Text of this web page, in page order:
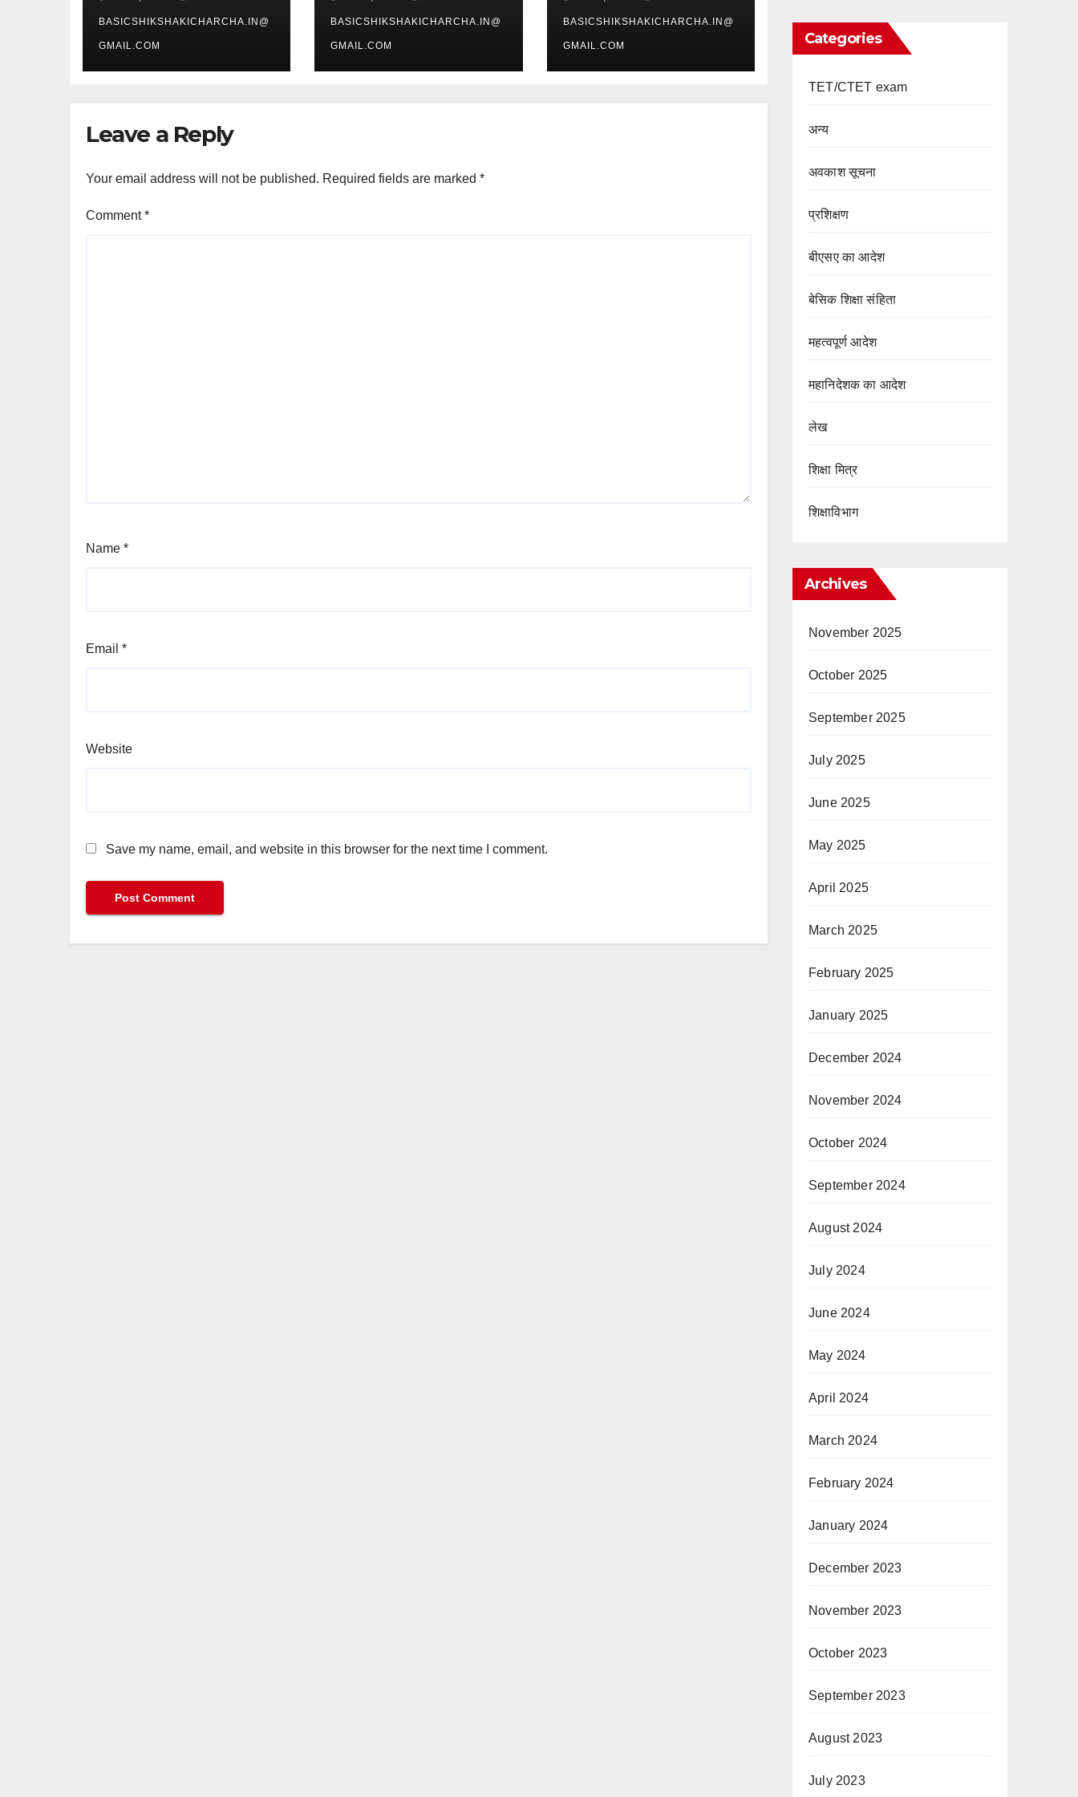
BASICSHIKSHAKICHARCHA.IN@
GMAIL.COM
BASICSHIKSHAKICHARCHA.IN@
GMAIL.COM
BASICSHIKSHAKICHARCHA.IN@
GMAIL.COM
Leave a Reply
Your email address will not be published. Required fields are marked *
Comment*
Name *
Email *
Website
Save my name, email, and website in this browser for the next time I comment.
Categories
TET/CTET exam
अन्य
अवकाश सूचना
प्रशिक्षण
बीएसए का आदेश
बेसिक शिक्षा संहिता
महत्वपूर्ण आदेश
महानिदेशक का आदेश
लेख
शिक्षा मित्र
शिक्षाविभाग
Archives
November 2025
October 2025
September 2025
July 2025
June 2025
May 2025
April 2025
March 2025
February 2025
January 2025
December 2024
November 2024
October 2024
September 2024
August 2024
July 2024
June 2024
May 2024
April 2024
March 2024
February 2024
January 2024
December 2023
November 2023
October 2023
September 2023
August 2023
July 2023